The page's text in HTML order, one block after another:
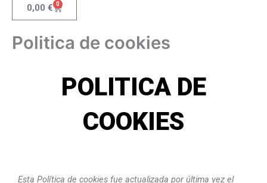
0,00 € 0
Carrito
Politica de cookies
POLITICA DE
COOKIES
Esta Política de cookies fue actualizada por última vez el